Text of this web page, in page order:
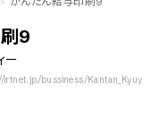
9
ー
irtnet.jp/bussiness/Kantan_Kyuy